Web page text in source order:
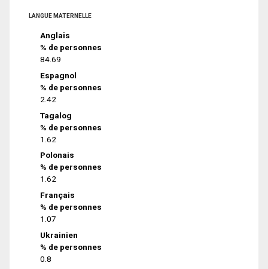
LANGUE MATERNELLE
Anglais
% de personnes
84.69
Espagnol
% de personnes
2.42
Tagalog
% de personnes
1.62
Polonais
% de personnes
1.62
Français
% de personnes
1.07
Ukrainien
% de personnes
0.8